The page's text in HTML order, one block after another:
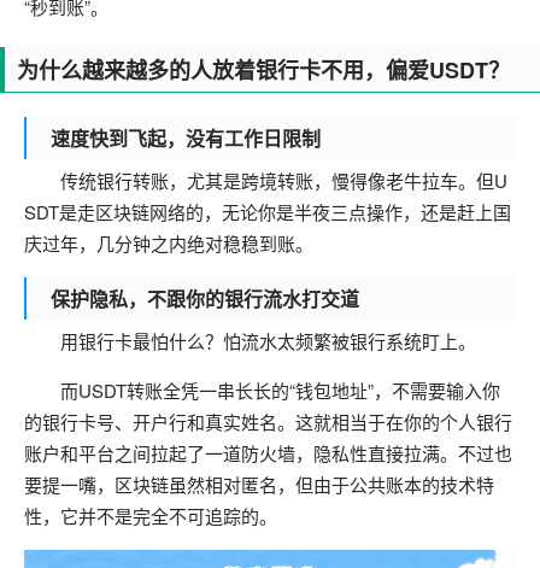
“秒到账”。
为什么越来越多的人放着银行卡不用，偏爱USDT？
速度快到飞起，没有工作日限制
传统银行转账，尤其是跨境转账，慢得像老牛拉车。但U
SDT是走区块链网络的，无论你是半夜三点操作，还是赶上国
庆过年，几分钟之内绝对稳稳到账。
保护隐私，不跟你的银行流水打交道
用银行卡最怕什么？怕流水太频繁被银行系统盯上。
而USDT转账全凭一串长长的“钱包地址”，不需要输入你
的银行卡号、开户行和真实姓名。这就相当于在你的个人银行
账户和平台之间拉起了一道防火墙，隐私性直接拉满。不过也
要提一嘴，区块链虽然相对匿名，但由于公共账本的技术特
性，它并不是完全不可追踪的。